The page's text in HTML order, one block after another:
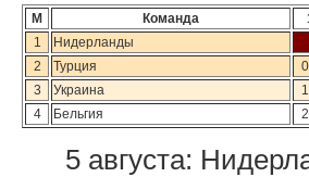
М Команда
1
Нидерланды
2
Турция
3
Украина
4
Бельгия
5 августа: